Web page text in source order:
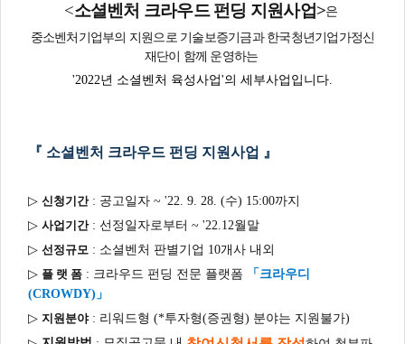
워
자/
도,
표
미
첨
부
파
출
<소셜벤처 크라우드 펀딩 지원사업>은
중소벤처기업부의 지원으로 기술보증기금과 한국청년기업가정신
재단이 함께 운영하는
'2022년 소셜벤처 육성사업'의 세부사업입니다.
『 소셜벤처 크라우드 펀딩 지원사업 』
▷ 신청기간 : 공고일자 ~ '22. 9. 28. (수) 15:00까지
▷ 사업기간 : 선정일자로부터 ~ '22.12월말
▷ 선정규모 : 소셜벤처 판별기업 10개사 내외
▷ 플 랫 폼 : 크라우드 펀딩 전문 플랫폼 「 크라우디
(CROWDY) 」
▷ 지원분야 : 리워드형 (*투자형(증권형) 분야는 지원불가)